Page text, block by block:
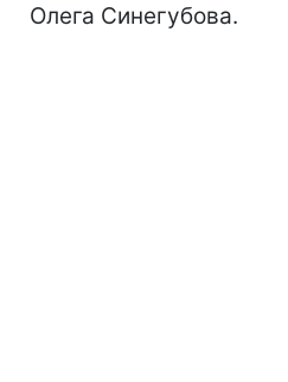
Олега Синегубова.